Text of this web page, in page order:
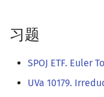
习题
SPOJ ETF. Euler
UVa 10179.